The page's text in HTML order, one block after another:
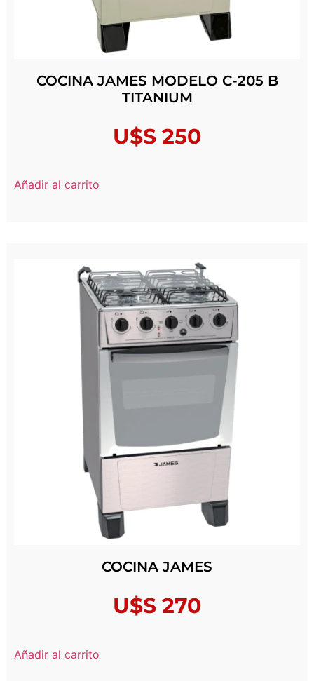
COCINA JAMES MODELO C-205 B
TITANIUM
U$S 250
Añadir al carrito
COCINA JAMES
U$S 270
Añadir al carrito